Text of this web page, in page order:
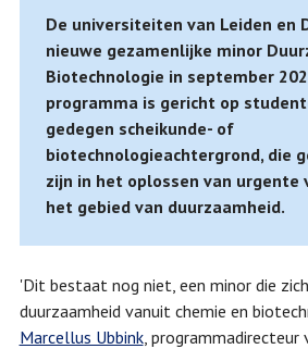
De universiteiten van Leiden
nieuwe gezamenlijke minor
Biotechnologie in september
programma is gericht op
gedegen scheikunde- of
biotechnologieachtergrond, die
zijn in het oplossen van urgente
het gebied van duurzaamheid.
'Dit bestaat nog niet, een minor die
duurzaamheid vanuit chemie en
Marcellus Ubbink, programmadirecteur